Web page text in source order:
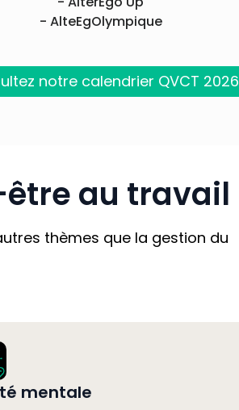
- AlteEgOlympique
notre calendrier QVCT 2026
au travail
thèmes que la gestion du
mentale